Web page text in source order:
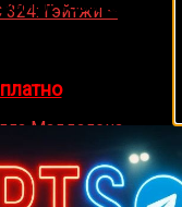
324: Гэйтжи –
Маддалена –
канал1Sports
виды спорта